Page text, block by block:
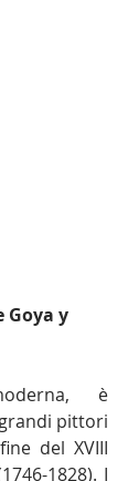
Goya y
, è
pittori
del XVIII
1828). I